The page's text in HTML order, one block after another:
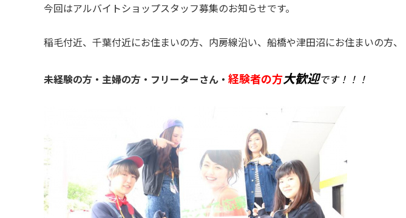
今回はアルバイトショップスタッフ募集のお知らせです。
稲毛付近、千葉付近にお住まいの方、内房線沿い、船橋や津田沼にお住まいの方、
未経験の方・主婦の方・フリーターさん ・ 経験者の方大歓迎です！！！